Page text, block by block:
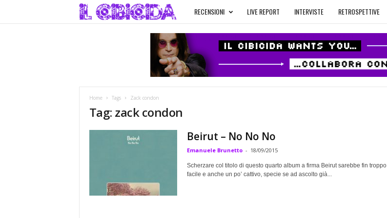
l
C
c
i
RECENSIONI LIVE REPORT INTERVISTE RETROSPETTIVE
Home Tags Zack condon
Tag: zack condon
Beirut – No No No
Emanuele Brunetto - 18/09/2015
Scherzare col titolo di questo quarto album a firma Beirut sarebbe fin troppo
facile e anche un po’ cattivo, specie se ad ascolto già...